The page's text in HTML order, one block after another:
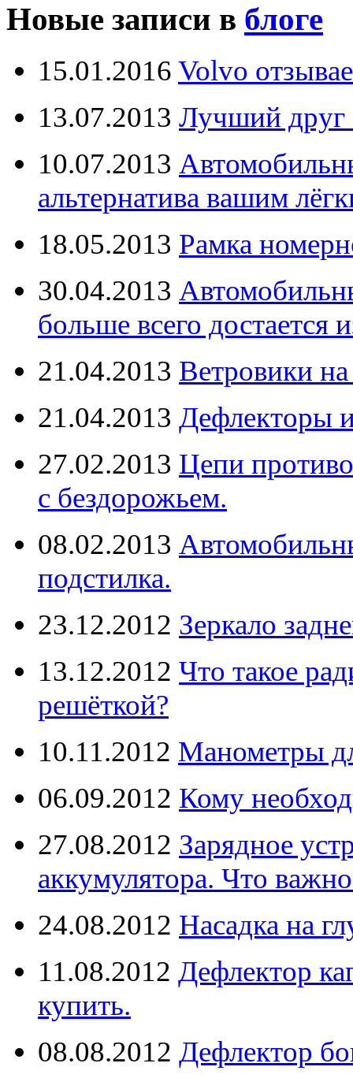
Новые записи в блоге
15.01.2016 Volvo
13.07.2013 Лучший друг
10.07.2013
альтернатива вашим
18.05.2013 Рамка
30.04.2013
больше всего достается
21.04.2013 Ветровики
21.04.2013 Дефлекторы
27.02.2013 Цепи
с бездорожьем.
08.02.2013
подстилка.
23.12.2012 Зеркало
13.12.2012 Что такое
решёткой?
10.11.2012 Манометры
06.09.2012 Кому
27.08.2012 Зарядное
аккумулятора. Что
24.08.2012 Насадка на
11.08.2012 Дефлектор
купить.
08.08.2012 Дефлектор